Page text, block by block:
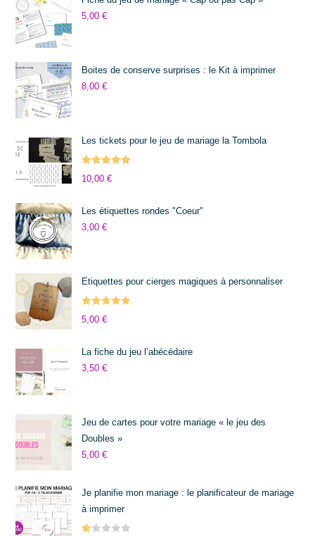
5,00€
Boites de conserve surprises : le Kit à imprimer
8,00€
Les tickets pour le jeu de mariage la Tombola
Note5.00
10,00€
Les étiquettes rondes "Coeur"
3,00€
Etiquettes pour cierges magiques à personnaliser
Note 5.00
5,00€
La fiche du jeu l’abécédaire
3,50€
Jeu de cartes pour votre mariage « le jeu des
Doubles »
5,00€
Je planifie mon mariage : le planificateur de mariage
à imprimer